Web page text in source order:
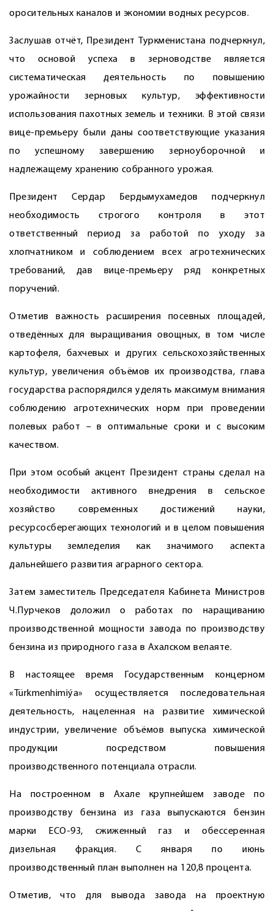
оросительных каналов и экономии водных ресурсов.
Заслушав отчёт, Президент Туркменистана подчеркнул,
что основой успеха в зерноводстве является
систематическая деятельность по повышению
урожайности зерновых культур, эффективности
использования пахотных земель и техники. В этой связи
вице-премьеру были даны соответствующие указания
по успешному завершению зерноуборочной и
надлежащему хранению собранного урожая.
Президент Сердар Бердымухамедов подчеркнул
необходимость строгого контроля в этот
ответственный период за работой по уходу за
хлопчатником и соблюдением всех агротехнических
требований, дав вице-премьеру ряд конкретных
поручений.
Отметив важность расширения посевных площадей,
отведённых для выращивания овощных, в том числе
картофеля, бахчевых и других сельскохозяйственных
культур, увеличения объёмов их производства, глава
государства распорядился уделять максимум внимания
соблюдению агротехнических норм при проведении
полевых работ – в оптимальные сроки и с высоким
качеством.
При этом особый акцент Президент страны сделал на
необходимости активного внед­рения в сельское
хозяйство современных достижений науки,
ресурсосберегающих технологий и в целом повышения
культуры земледелия как значимого аспекта
дальнейшего развития аграрного сектора.
Затем заместитель Председателя Кабинета Министров
Ч.Пурчеков доложил о работах по наращиванию
производственной мощности завода по производству
бензина из природного газа в Ахалском велаяте.
В настоящее время Государственным концерном
«Türkmenhimiýa» осуществляется последовательная
деятельность, нацеленная на развитие химической
индустрии, увеличение объёмов выпуска химической
продукции посредством повышения
производственного потенциала отрасли.
На построенном в Ахале крупнейшем заводе по
производству бензина из газа выпускаются бензин
марки ECO-93, сжиженный газ и обессеренная
дизельная фракция. С января по июнь
производственный план выполнен на 120,8 процента.
Отметив, что для вывода завода на проектную